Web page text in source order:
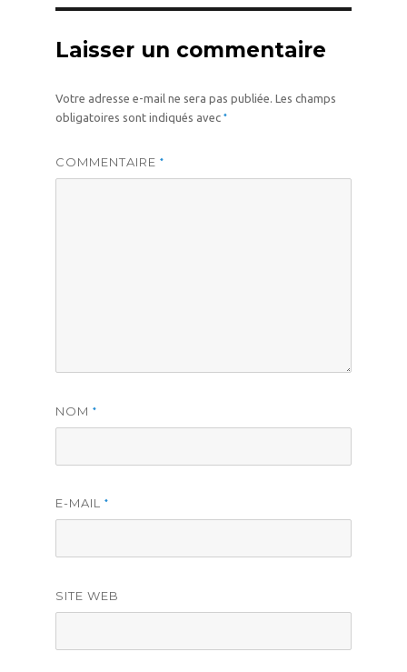
Laisser un commentaire
Votre adresse e-mail ne sera pas publiée. Les champs
obligatoires sont indiqués avec *
COMMENTAIRE *
NOM *
E-MAIL *
SITE WEB